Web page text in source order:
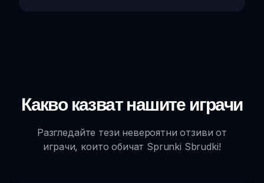
Какво казват нашите играчи
Разгледайте тези невероятни отзиви от
играчи, които обичат Sprunki Sbrudki!